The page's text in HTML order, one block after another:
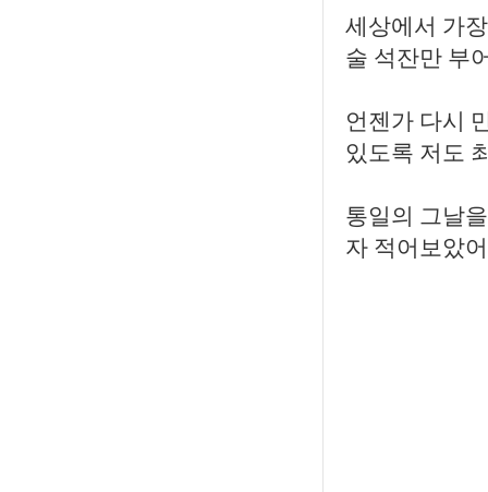
세상에서 가
술 석잔만 부
언젠가 다시
있도록 저도
통일의 그날
자 적어보았